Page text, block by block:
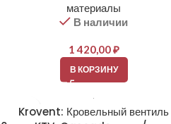
материалы
В наличии
1 420,00₽
В КОРЗИНУ
Krovent: Кровельный вентиль